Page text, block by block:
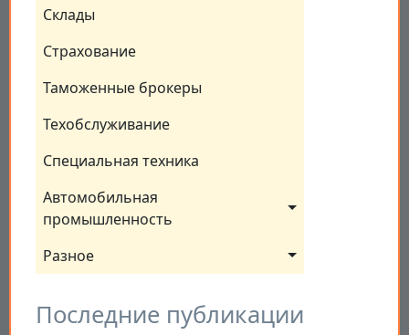
Склады
Страхование
Таможенные брокеры
Техобслуживание
Специальная техника
Автомобильная
промышленность
Разное
Последние публикации